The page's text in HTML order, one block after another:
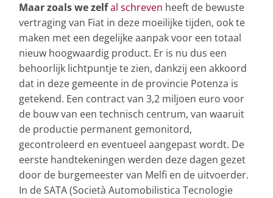
Maar zoals we zelfal schreven heeft de bewuste
vertraging van Fiat in deze moeilijke tijden, ook te
maken met een degelijke aanpak voor een totaal
nieuw hoogwaardig product. Er is nu dus een
behoorlijk lichtpuntje te zien, dankzij een akkoord
dat in deze gemeente in de provincie Potenza is
getekend. Een contract van 3,2 miljoen euro voor
de bouw van een technisch centrum, van waaruit
de productie permanent gemonitord,
gecontroleerd en eventueel aangepast wordt. De
eerste handtekeningen werden deze dagen gezet
door de burgemeester van Melfi en de uitvoerder.
In de SATA (Società Automobilistica Tecnologie